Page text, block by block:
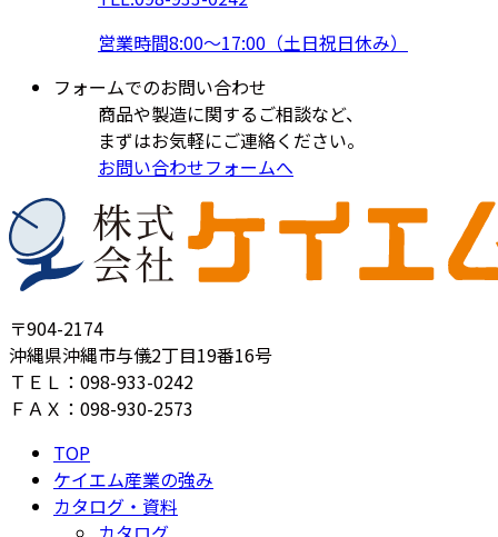
営業時間8:00～17:00（土日祝日休み）
フォームでのお問い合わせ
商品や製造に関するご相談など、
まずはお気軽にご連絡ください。
お問い合わせフォームへ
〒904-2174
沖縄県沖縄市与儀2丁目19番16号
ＴＥＬ：098-933-0242
ＦＡＸ：098-930-2573
TOP
ケイエム産業の強み
カタログ・資料